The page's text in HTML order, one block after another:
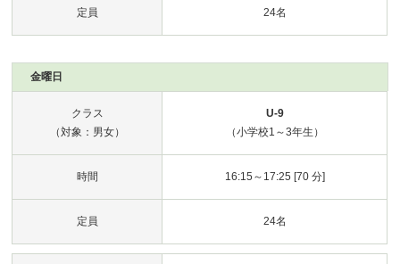
定員 24名
金曜日
クラス
（対象：男女）
U-9
（小学校1～3年生）
時間 16:15～17:25 [70 分]
定員 24名